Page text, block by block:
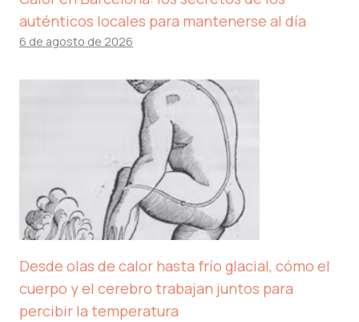
auténticos locales para mantenerse al día
6 de agosto de 2026
Desde olas de calor hasta frío glacial, cómo el
cuerpo y el cerebro trabajan juntos para
percibir la temperatura